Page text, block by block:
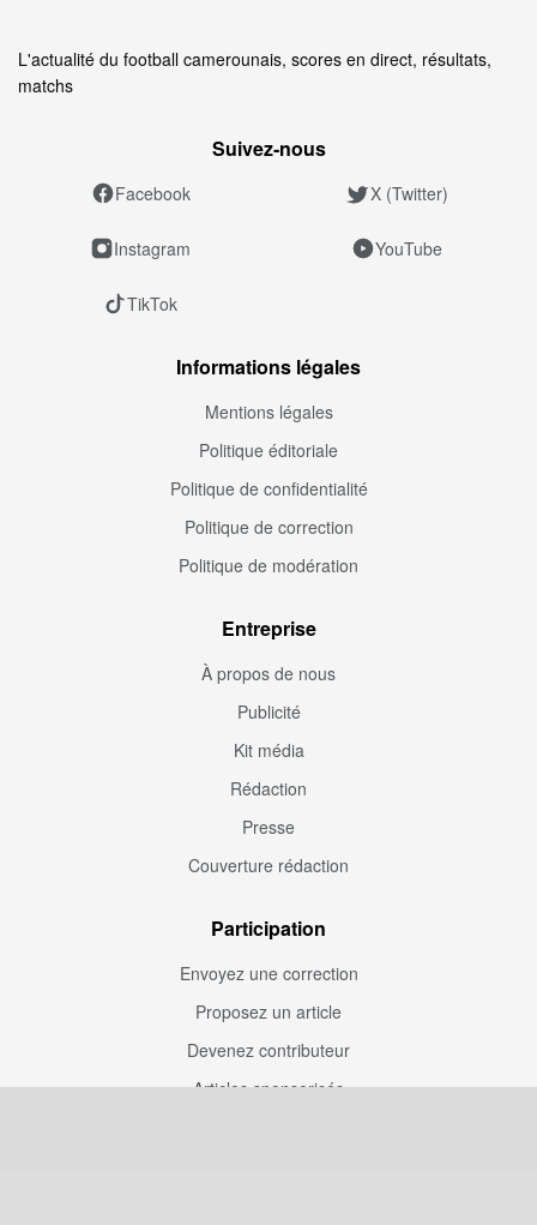
L'actualité du football camerounais, scores en direct, résultats,
matchs
Suivez‑nous
Facebook X (Twitter)
Instagram YouTube
TikTok
Informations légales
Mentions légales
Politique éditoriale
Politique de confidentialité
Politique de correction
Politique de modération
Entreprise
À propos de nous
Publicité
Kit média
Rédaction
Presse
Couverture rédaction
Participation
Envoyez une correction
Proposez un article
Devenez contributeur
Articles sponsorisés